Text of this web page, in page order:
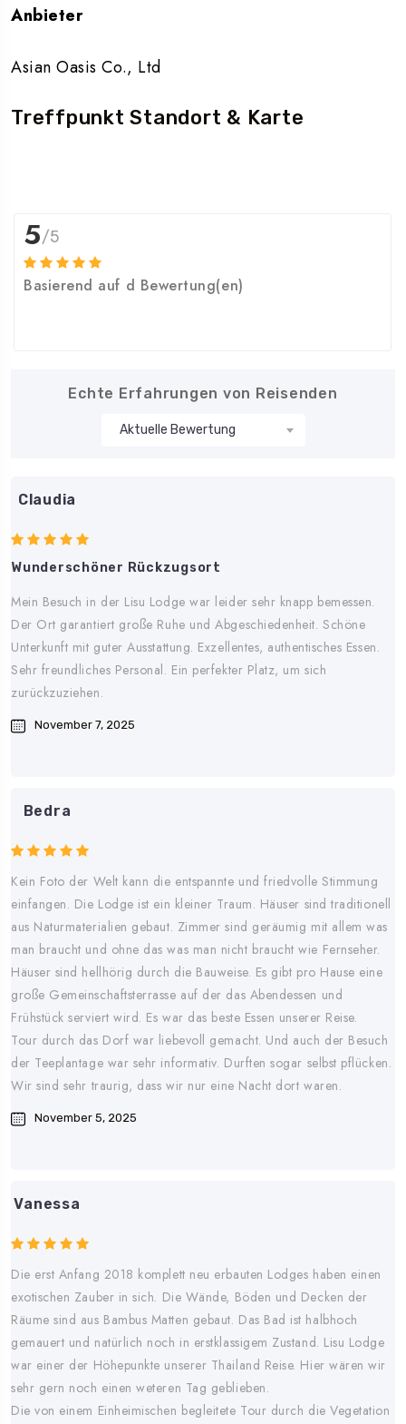
Anbieter
Asian Oasis Co., Ltd
Treffpunkt Standort & Karte
5/5
Basierend auf d Bewertung(en)
Echte Erfahrungen von Reisenden
Claudia
Wunderschöner Rückzugsort
Mein Besuch in der Lisu Lodge war leider sehr knapp bemessen.
Der Ort garantiert große Ruhe und Abgeschiedenheit. Schöne
Unterkunft mit guter Ausstattung. Exzellentes, authentisches Essen.
Sehr freundliches Personal. Ein perfekter Platz, um sich
zurückzuziehen.
November 7, 2025
Bedra
Kein Foto der Welt kann die entspannte und friedvolle Stimmung
einfangen. Die Lodge ist ein kleiner Traum. Häuser sind traditionell
aus Naturmaterialien gebaut. Zimmer sind geräumig mit allem was
man braucht und ohne das was man nicht braucht wie Fernseher.
Häuser sind hellhörig durch die Bauweise. Es gibt pro Hause eine
große Gemeinschaftsterrasse auf der das Abendessen und
Frühstück serviert wird. Es war das beste Essen unserer Reise.
Tour durch das Dorf war liebevoll gemacht. Und auch der Besuch
der Teeplantage war sehr informativ. Durften sogar selbst pflücken.
Wir sind sehr traurig, dass wir nur eine Nacht dort waren.
November 5, 2025
Vanessa
Die erst Anfang 2018 komplett neu erbauten Lodges haben einen
exotischen Zauber in sich. Die Wände, Böden und Decken der
Räume sind aus Bambus Matten gebaut. Das Bad ist halbhoch
gemauert und natürlich noch in erstklassigem Zustand. Lisu Lodge
war einer der Höhepunkte unserer Thailand Reise. Hier wären wir
sehr gern noch einen weteren Tag geblieben.
Die von einem Einheimischen begleitete Tour durch die Vegetation